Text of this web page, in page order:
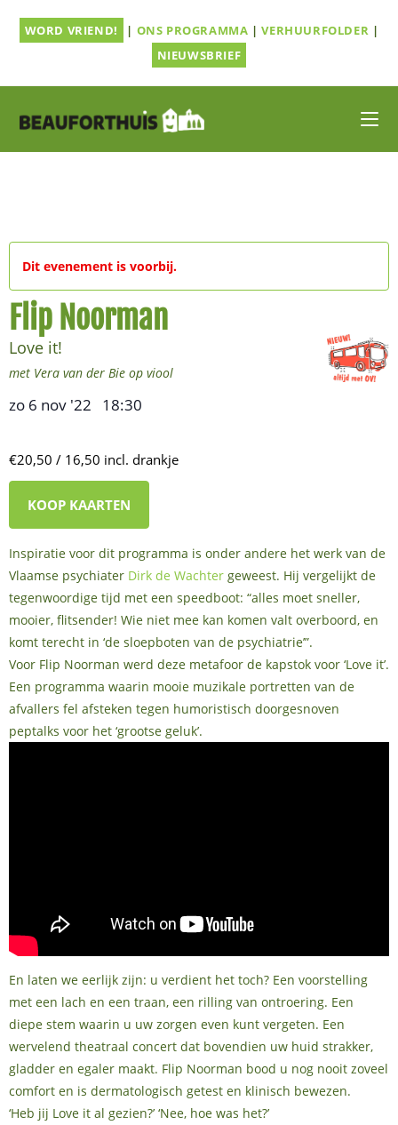
naarWORD VRIEND! | ONS PROGRAMMA |VERHUURFOLDER |
NIEUWSBRIEF
Dit evenement is voorbij.
Flip Noorman
Love it!
met Vera van der Bie op viool
zo 6 nov '22 18:30
€20,50 / 16,50 incl. drankje
KOOP KAARTEN
Inspiratie voor dit programma is onder andere het werk van de
Vlaamse psychiater Dirk de Wachter geweest. Hij vergelijkt de
tegenwoordige tijd met een speedboot: “alles moet sneller,
mooier, flitsender! Wie niet mee kan komen valt overboord, en
komt terecht in ‘de sloepboten van de psychiatrie’”.
Voor Flip Noorman werd deze metafoor de kapstok voor ‘Love it’.
Een programma waarin mooie muzikale portretten van de
afvallers fel afsteken tegen humoristisch doorgesnoven
peptalks voor het ‘grootse geluk’.
En laten we eerlijk zijn: u verdient het toch? Een voorstelling
met een lach en een traan, een rilling van ontroering. Een
diepe stem waarin u uw zorgen even kunt vergeten. Een
wervelend theatraal concert dat bovendien uw huid strakker,
gladder en egaler maakt. Flip Noorman bood u nog nooit zoveel
comfort en is dermatologisch getest en klinisch bewezen.
‘Heb jij Love it al gezien?’ ‘Nee, hoe was het?’